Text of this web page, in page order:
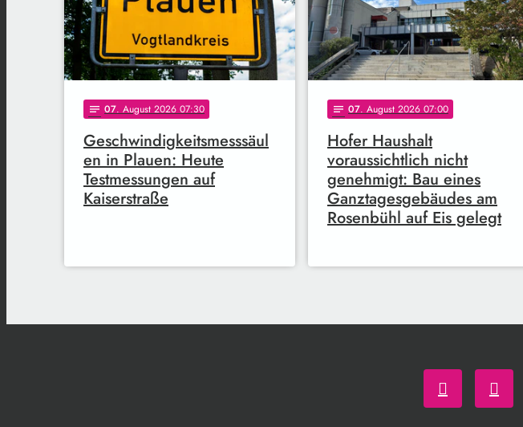
notes 07. August 2026 07:30
Geschwindigkeitsmesssäul
en in Plauen: Heute
Testmessungen auf
Kaiserstraße
notes 07. August 2026 07:00
Hofer Haushalt
voraussichtlich nicht
genehmigt: Bau eines
Ganztagesgebäudes am
Rosenbühl auf Eis gelegt